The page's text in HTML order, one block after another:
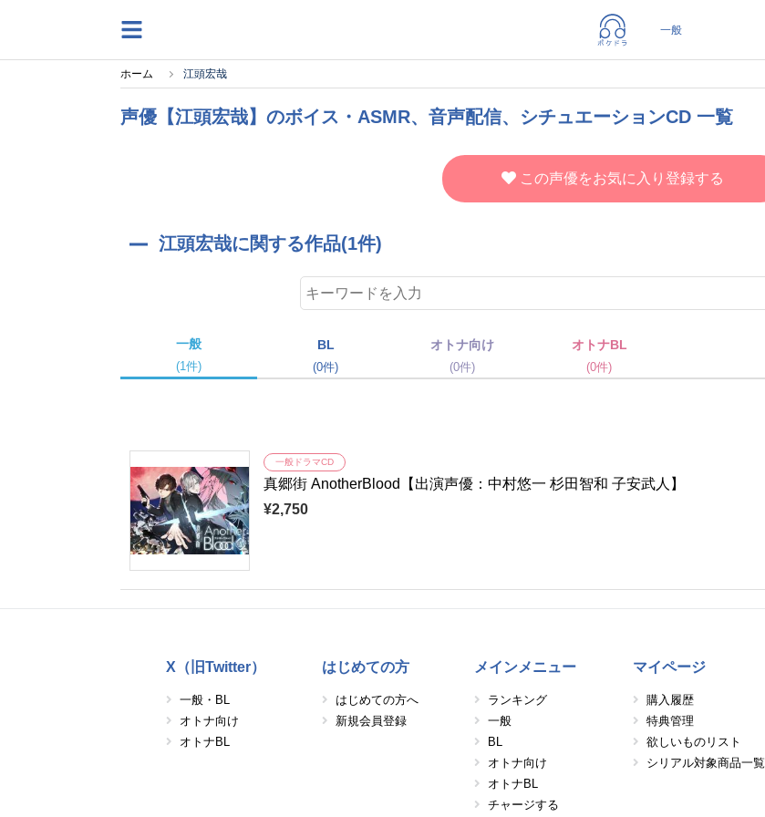
ホーム 江頭宏哉
声優【江頭宏哉】のボイス・ASMR、音声配信、シチュエーションCD 一覧
この声優をお気に入り登録する
江頭宏哉に関する作品(1件)
一般
(1件)
BL
(0件)
オトナ向け
(0件)
オトナBL
(0件)
一般ドラマCD
真郷街 AnotherBlood【出演声優：中村悠一 杉田智和 子安武人】
¥2,750
X（旧Twitter）
一般・BL
オトナ向け
オトナBL
はじめての方
はじめての方へ
新規会員登録
メインメニュー
ランキング
一般
BL
オトナ向け
オトナBL
チャージする
マイページ
購入履歴
特典管理
欲しいものリスト
シリアル対象商品一覧